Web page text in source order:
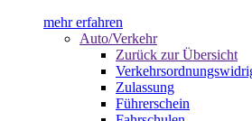
mehr erfahren
Auto/Verkehr
Zurück zur Übersicht
Zulassung
Führerschein